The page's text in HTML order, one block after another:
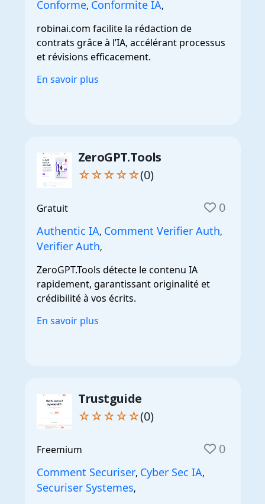
Conforme, Conformite IA,
robinai.com facilite la rédaction de
contrats grâce à l’IA, accélérant processus
et révisions efficacement.
En savoir plus
ZeroGPT.Tools
☆☆☆☆☆(0)
Gratuit 0
Authentic IA, Comment Verifier Auth,
Verifier Auth,
ZeroGPT.Tools détecte le contenu IA
rapidement, garantissant originalité et
crédibilité à vos écrits.
En savoir plus
Trustguide
☆☆☆☆☆(0)
Freemium 0
Comment Securiser, Cyber Sec IA,
Securiser Systemes,